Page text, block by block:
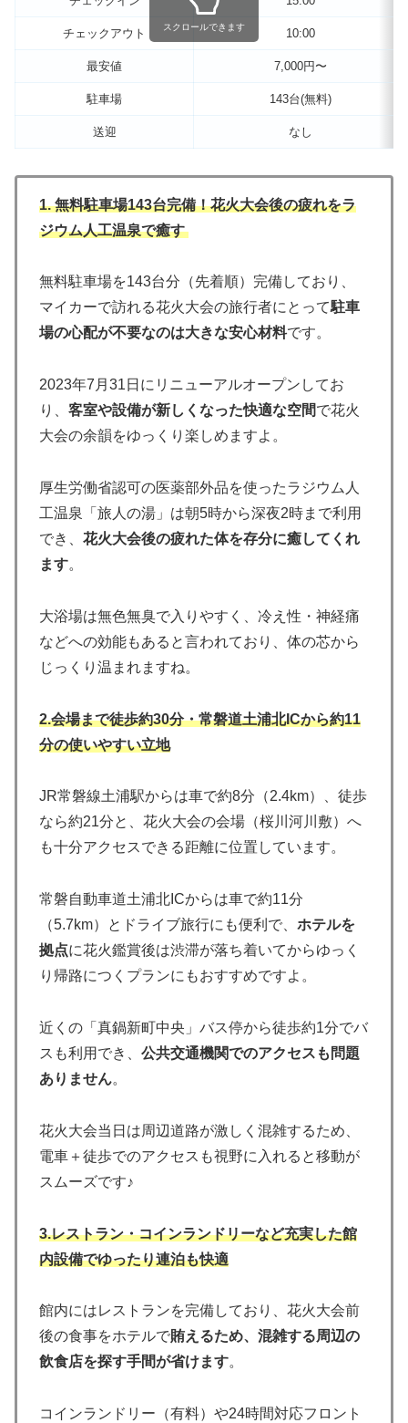
チェックアウト 10:00
最安値 7,000円〜
駐車場 143台(無料)
送迎 なし
スクロールできます
1. 無料駐車場143台完備！花火大会後の疲れをラ
ジウム人工温泉で癒す
無料駐車場を143台分（先着順）完備しており、
マイカーで訪れる花火大会の旅行者にとって駐車
場の心配が不要なのは大きな安心材料です。
2023年7月31日にリニューアルオープンしてお
り、 客室や設備が新しくなった快適な空間で花火
大会の余韻をゆっくり楽しめますよ。
厚生労働省認可の医薬部外品を使ったラジウム人
工温泉「旅人の湯」は朝5時から深夜2時まで利用
でき、 花火大会後の疲れた体を存分に癒してくれ
ます。
大浴場は無色無臭で入りやすく、冷え性・神経痛
などへの効能もあると言われており、体の芯から
じっくり温まれますね。
2.会場まで徒歩約30分・常磐道土浦北ICから約11
分の使いやすい立地
JR常磐線土浦駅からは車で約8分（2.4km）、徒歩
なら約21分と、花火大会の会場（桜川河川敷）へ
も十分アクセスできる距離に位置しています。
常磐自動車道土浦北ICからは車で約11分
（5.7km）とドライブ旅行にも便利で、 ホテルを
拠点に花火鑑賞後は渋滞が落ち着いてからゆっく
り帰路につくプランにもおすすめですよ。
近くの「真鍋新町中央」バス停から徒歩約1分でバ
スも利用でき、 公共交通機関でのアクセスも問題
ありません。
花火大会当日は周辺道路が激しく混雑するため、
電車＋徒歩でのアクセスも視野に入れると移動が
スムーズです♪
3.レストラン・コインランドリーなど充実した館
内設備でゆったり連泊も快適
館内にはレストランを完備しており、花火大会前
後の食事をホテルで賄えるため、混雑する周辺の
飲食店を探す手間が省けます。
コインランドリー（有料）や24時間対応フロント